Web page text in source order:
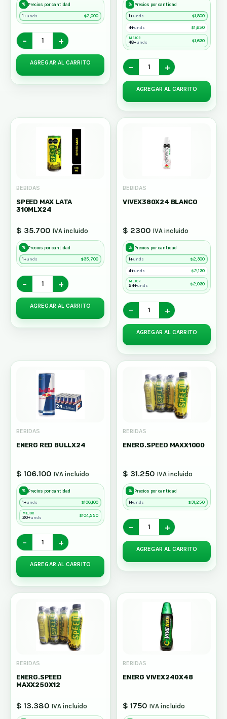
% Precios por cantidad
1+unds $2,000
− +
AGREGAR AL CARRITO
% Precios por cantidad
1+unds $1,800
4+unds $1,650
MEJOR
48+unds $1,630
− +
AGREGAR AL CARRITO
BEBIDAS
SPEED MAX LATA
310MLX24
$ 35.700 IVA incluido
% Precios por cantidad
1+unds $35,700
− +
AGREGAR AL CARRITO
BEBIDAS
VIVEX380X24 BLANCO
$ 2300 IVA incluido
% Precios por cantidad
1+unds $2,300
4+unds $2,130
MEJOR
24+unds $2,030
− +
AGREGAR AL CARRITO
BEBIDAS
ENERG RED BULLX24
$ 106.100 IVA incluido
% Precios por cantidad
1+unds $106,100
MEJOR
20+unds $104,550
− +
AGREGAR AL CARRITO
BEBIDAS
ENERG.SPEED MAXX1000
$ 31.250 IVA incluido
% Precios por cantidad
1+unds $31,250
− +
AGREGAR AL CARRITO
BEBIDAS
ENERG.SPEED
MAXX250X12
$ 13.380 IVA incluido
BEBIDAS
ENERG VIVEX240X48
$ 1750 IVA incluido